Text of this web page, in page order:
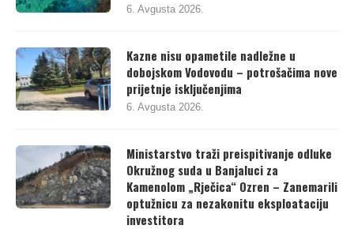
6. Avgusta 2026.
Kazne nisu opametile nadležne u
dobojskom Vodovodu – potrošačima nove
prijetnje isključenjima
6. Avgusta 2026.
Ministarstvo traži preispitivanje odluke
Okružnog suda u Banjaluci za
Kamenolom „Rječica“ Ozren – Zanemarili
optužnicu za nezakonitu eksploataciju
investitora